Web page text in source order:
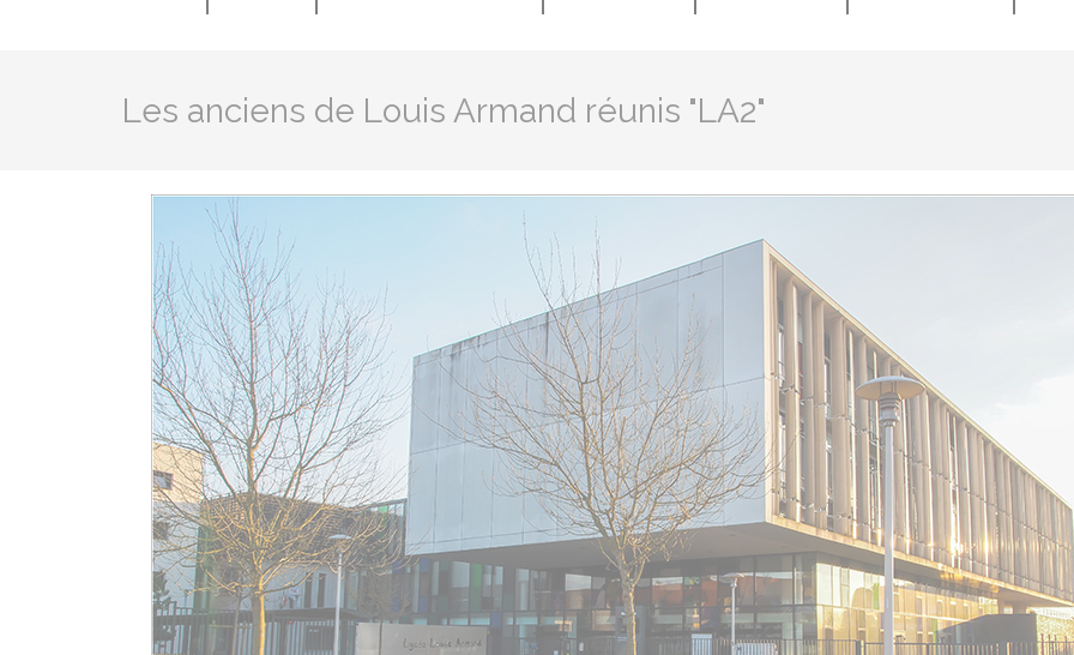
Les anciens de Louis Armand réunis "LA2"